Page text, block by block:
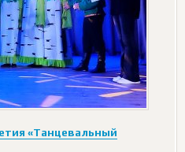
«Танцевальный